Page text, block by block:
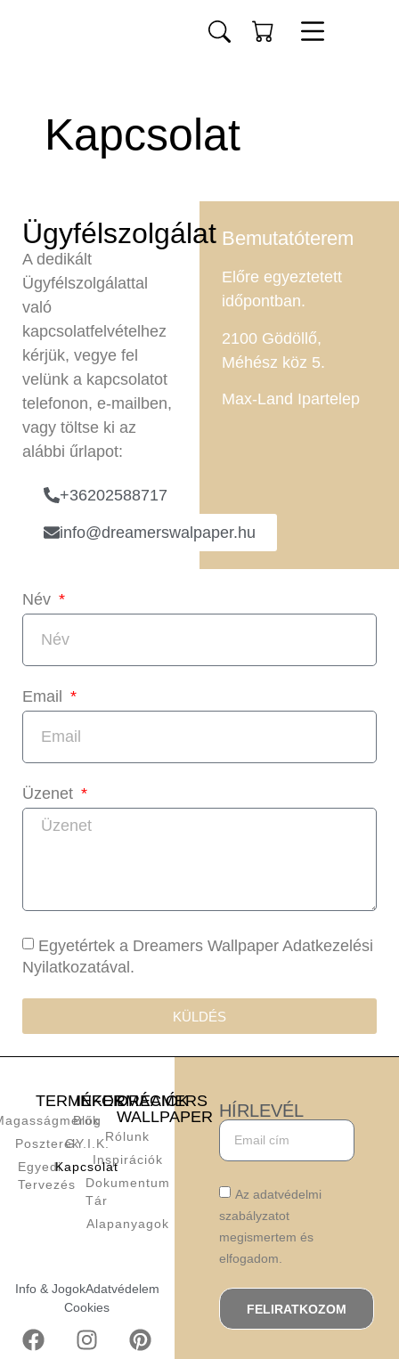
Kapcsolat
Bemutatóterem
Előre egyeztetett
időpontban.
2100 Gödöllő,
Méhész köz 5.
Max-Land Ipartelep
Ügyfélszolgálat
A dedikált
Ügyfélszolgálattal
való
kapcsolatfelvételhez
kérjük, vegye fel
velünk a kapcsolatot
telefonon, e-mailben,
vagy töltse ki az
alábbi űrlapot:
+36202588717
info@dreamerswalpaper.hu
Név
Email
Üzenet
Egyetértek a Dreamers Wallpaper Adatkezelési
Nyilatkozatával.
KÜLDÉS
HÍRLEVÉL
Az adatvédelmi
szabályzatot
megismertem és
elfogadom.
FELIRATKOZOM
TERMÉKEK
Poszterek
Egyedi
Tervezés
INFORMÁCIÓK
Blog
GY.I.K.
Kapcsolat
DREAMERS
WALLPAPER
Rólunk
Inspirációk
Dokumentum
Tár
Alapanyagok
Info & JogokAdatvédelem
Cookies